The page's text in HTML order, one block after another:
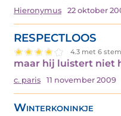
Hieronymus 22 oktober
RESPECTLOOS
4.3 met 6
maar hij luistert niet
c. paris 11 november 2009
Winterkoninkje